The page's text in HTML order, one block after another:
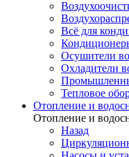
Всё для
Осушители
Охладители
Тепловое
Отопление и
Отопление и
Назад